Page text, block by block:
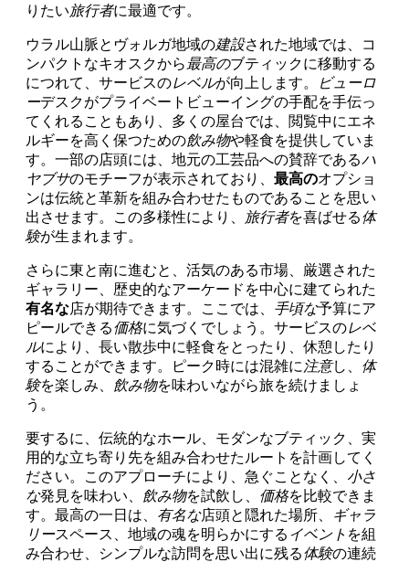
りたい旅行者に最適です。
ウラル山脈とヴォルガ地域の建設された地域では、コ
ンパクトなキオスクから 最高のブティックに移動する
につれて、サービスのレベルが向上します。
ビューロ
ーデスクがプライベートビューイングの手配を手伝っ
てくれることもあり、多くの屋台では、閲覧中にエネ
ルギーを高く保つための飲み物や軽食を提供していま
す。一部の店頭には、地元の工芸品への賛辞であるハ
ヤブサのモチーフが表示されており、 最高のオプショ
ンは伝統と革新を組み合わせたものであることを思い
出させます。この多様性により、
旅行者を喜ばせる体
験が生まれます。
さらに東と南に進むと、活気のある市場、厳選された
ギャラリー、歴史的なアーケードを中心に建てられた
有名な店が期待できます。ここでは、 手頃な予算にア
ピールできる価格に気づくでしょう。サービスのレベ
ルにより、長い散歩中に軽食をとったり、休憩したり
することができます。ピーク時には混雑に 注意し、 体
験を楽しみ、 飲み物を味わいながら旅を続けましょ
う。
要するに、伝統的なホール、モダンなブティック、実
用的な立ち寄り先を組み合わせたルートを計画してく
ださい。このアプローチにより、急ぐことなく、 小さ
な発見を味わい、 飲み物を試飲し、 価格を比較できま
す。最高の一日は、 有名な店頭と隠れた場所、
ギャラ
リースペース、地域の魂を明らかにする イベント を組
み合わせ、シンプルな訪問を思い出に残る体験の連続